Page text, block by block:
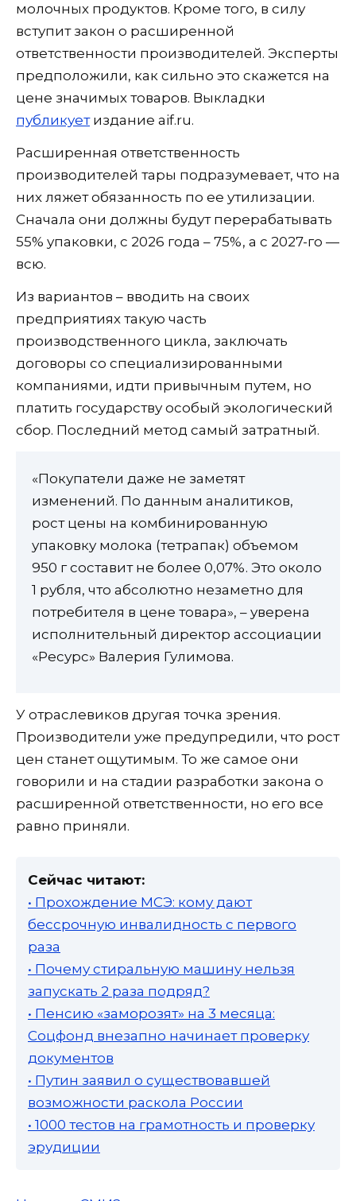
молочных продуктов. Кроме того, в силу
вступит закон о расширенной
ответственности производителей. Эксперты
предположили, как сильно это скажется на
цене значимых товаров. Выкладки
публикуетиздание aif.ru.
Расширенная ответственность
производителей тары подразумевает, что на
них ляжет обязанность по ее утилизации.
Сначала они должны будут перерабатывать
55% упаковки, с 2026 года – 75%, а с 2027-го —
всю.
Из вариантов – вводить на своих
предприятиях такую часть
производственного цикла, заключать
договоры со специализированными
компаниями, идти привычным путем, но
платить государству особый экологический
сбор. Последний метод самый затратный.
«Покупатели даже не заметят
изменений. По данным аналитиков,
рост цены на комбинированную
упаковку молока (тетрапак) объемом
950 г составит не более 0,07%. Это около
1 рубля, что абсолютно незаметно для
потребителя в цене товара», – уверена
исполнительный директор ассоциации
«Ресурс» Валерия Гулимова.
У отраслевиков другая точка зрения.
Производители уже предупредили, что рост
цен станет ощутимым. То же самое они
говорили и на стадии разработки закона о
расширенной ответственности, но его все
равно приняли.
Сейчас читают:
• Прохождение МСЭ: кому дают
бессрочную инвалидность с первого
раза
• Почему стиральную машину нельзя
запускать 2 раза подряд?
• Пенсию «заморозят» на 3 месяца:
Соцфонд внезапно начинает проверку
документов
• Путин заявил о существовавшей
возможности раскола России
• 1000 тестов на грамотность и проверку
эрудиции